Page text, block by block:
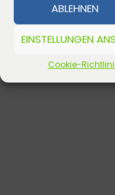
ABLEHNEN
EINSTELLUNGEN
Cookie-